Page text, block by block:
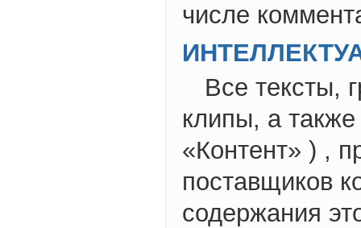
числе
Все тексты,
клипы, а
«Контент» ) ,
поставщиков
содержания